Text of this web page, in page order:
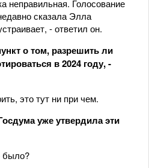
неправильная. Голосование
сказала Элла
- ответил он.
о том, разрешить ли
в 2024 году, -
это тут ни при чем.
уже утвердила эти
было?